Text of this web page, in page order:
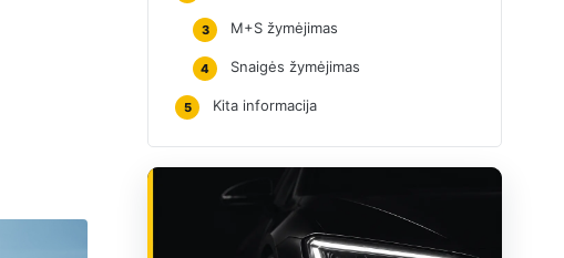
3 M+S žymėjimas
4 Snaigės žymėjimas
5 Kita informacija